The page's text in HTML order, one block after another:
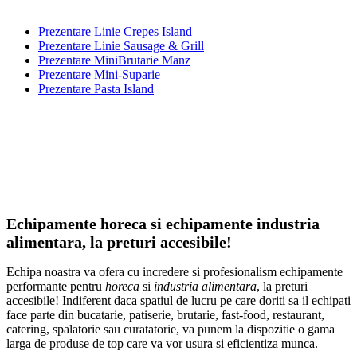
Prezentare Linie Crepes Island
Prezentare Linie Sausage & Grill
Prezentare MiniBrutarie Manz
Prezentare Mini-Suparie
Prezentare Pasta Island
Echipamente horeca si echipamente industria
alimentara, la preturi accesibile!
Echipa noastra va ofera cu incredere si profesionalism echipamente
performante pentru horeca si industria alimentara, la preturi
accesibile! Indiferent daca spatiul de lucru pe care doriti sa il echipati
face parte din bucatarie, patiserie, brutarie, fast-food, restaurant,
catering, spalatorie sau curatatorie, va punem la dispozitie o gama
larga de produse de top care va vor usura si eficientiza munca.